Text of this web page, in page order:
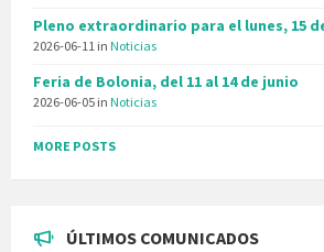
Pleno extraordinario para el lunes, 15
2026-06-11 in Noticias
Feria de Bolonia, del 11 al 14 de junio
2026-06-05 in Noticias
MORE POSTS
ÚLTIMOS COMUNICADOS